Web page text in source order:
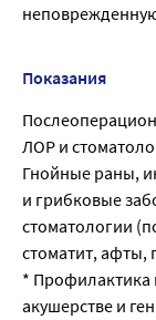
Показания
ЛОР и
Гнойные раны,
и грибковые
стоматологии
стоматит, афты,
* Профилактика
акушерстве и